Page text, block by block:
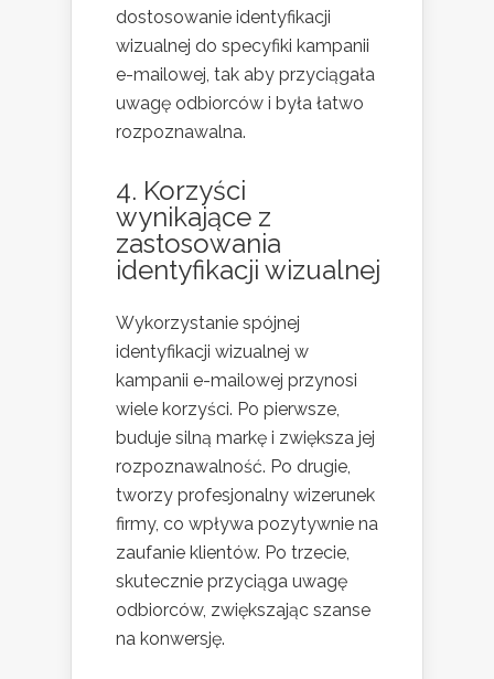
dostosowanie identyfikacji
wizualnej do specyfiki kampanii
e-mailowej, tak aby przyciągała
uwagę odbiorców i była łatwo
rozpoznawalna.
4. Korzyści
wynikające z
zastosowania
identyfikacji wizualnej
Wykorzystanie spójnej
identyfikacji wizualnej w
kampanii e-mailowej przynosi
wiele korzyści. Po pierwsze,
buduje silną markę i zwiększa jej
rozpoznawalność. Po drugie,
tworzy profesjonalny wizerunek
firmy, co wpływa pozytywnie na
zaufanie klientów. Po trzecie,
skutecznie przyciąga uwagę
odbiorców, zwiększając szanse
na konwersję.